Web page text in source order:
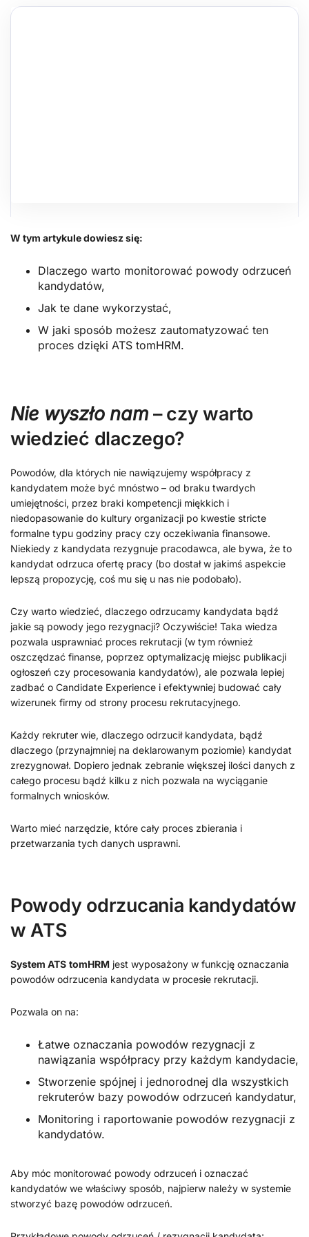
W tym artykule dowiesz się:
Dlaczego warto monitorować powody odrzuceń
kandydatów,
Jak te dane wykorzystać,
W jaki sposób możesz zautomatyzować ten
proces dzięki ATS tomHRM.
Nie wyszło nam – czy warto
wiedzieć dlaczego?
Powodów, dla których nie nawiązujemy współpracy z
kandydatem może być mnóstwo – od braku twardych
umiejętności, przez braki kompetencji miękkich i
niedopasowanie do kultury organizacji po kwestie stricte
formalne typu godziny pracy czy oczekiwania finansowe.
Niekiedy z kandydata rezygnuje pracodawca, ale bywa, że to
kandydat odrzuca ofertę pracy (bo dostał w jakimś aspekcie
lepszą propozycję, coś mu się u nas nie podobało).
Czy warto wiedzieć, dlaczego odrzucamy kandydata bądź
jakie są powody jego rezygnacji? Oczywiście! Taka wiedza
pozwala usprawniać proces rekrutacji (w tym również
oszczędzać finanse, poprzez optymalizację miejsc publikacji
ogłoszeń czy procesowania kandydatów), ale pozwala lepiej
zadbać o Candidate Experience i efektywniej budować cały
wizerunek firmy od strony procesu rekrutacyjnego.
Każdy rekruter wie, dlaczego odrzucił kandydata, bądź
dlaczego (przynajmniej na deklarowanym poziomie) kandydat
zrezygnował. Dopiero jednak zebranie większej ilości danych z
całego procesu bądź kilku z nich pozwala na wyciąganie
formalnych wniosków.
Warto mieć narzędzie, które cały proces zbierania i
przetwarzania tych danych usprawni.
Powody odrzucania kandydatów
w ATS
System ATS tomHRM jest wyposażony w funkcję oznaczania
powodów odrzucenia kandydata w procesie rekrutacji.
Pozwala on na:
Łatwe oznaczania powodów rezygnacji z
nawiązania współpracy przy każdym kandydacie,
Stworzenie spójnej i jednorodnej dla wszystkich
rekruterów bazy powodów odrzuceń kandydatur,
Monitoring i raportowanie powodów rezygnacji z
kandydatów.
Aby móc monitorować powody odrzuceń i oznaczać
kandydatów we właściwy sposób, najpierw należy w systemie
stworzyć bazę powodów odrzuceń.